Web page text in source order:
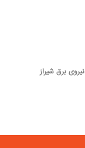
برق شیراز